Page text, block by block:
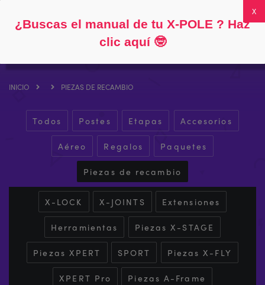
INICIO PIEZAS DE RECAMBIO
Todos Postes Etapas Accesorios
Aéreo Regalos Paquetes
Piezas de recambio
X-LOCK X-JOINTS Extensiones
Herramientas Piezas X-STAGE
Piezas XPERT SPORT Piezas X-FLY
XPERT Pro Piezas A-Frame
¿Buscas el manual de tu X-POLE ? Haz
clic aquí🤓